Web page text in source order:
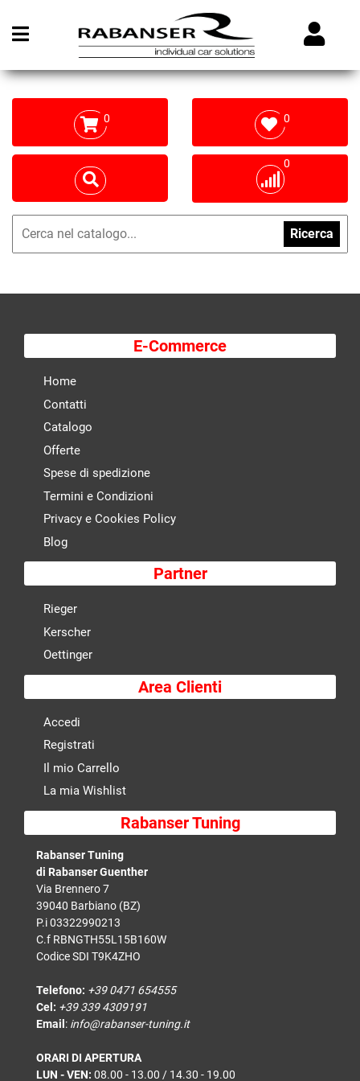
Open menu
0 0
0
Ricerca
E-Commerce
Home
Contatti
Catalogo
Offerte
Spese di spedizione
Termini e Condizioni
Privacy e Cookies Policy
Blog
Partner
Rieger
Kerscher
Oettinger
Area Clienti
Accedi
Registrati
Il mio Carrello
La mia Wishlist
Rabanser Tuning
Rabanser Tuning
di Rabanser Guenther
Via Brennero 7
39040 Barbiano (BZ)
P.i 03322990213
C.f RBNGTH55L15B160W
Codice SDI T9K4ZHO
Telefono: +39 0471 654555
Cel: +39 339 4309191
Email: info@rabanser-tuning.it
ORARI DI APERTURA
LUN - VEN: 08.00 - 13.00 / 14.30 - 19.00